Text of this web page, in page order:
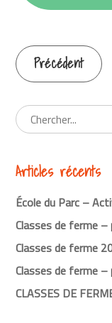
Continuer
la
lecture
Précédent
Articles récents
École du Parc –
Classes de ferme
Classes de ferme
Classes de ferme
CLASSES DE